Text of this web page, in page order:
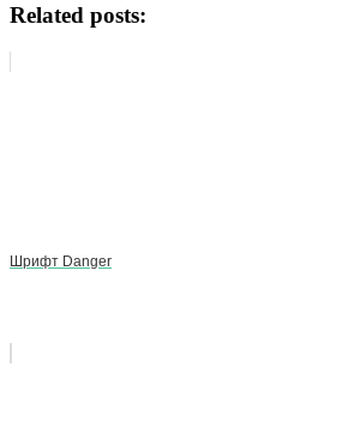
Related posts:
Шрифт Danger